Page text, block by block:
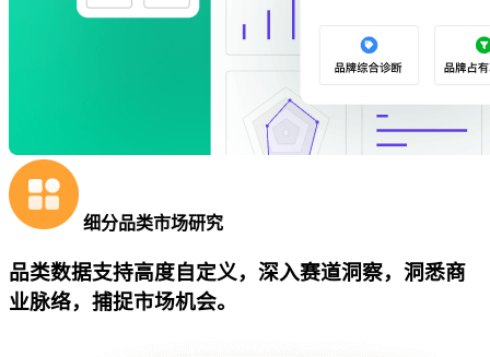
细分品类市场研究
品类数据支持高度自定义，深入赛道洞察，洞悉商
业脉络，捕捉市场机会。